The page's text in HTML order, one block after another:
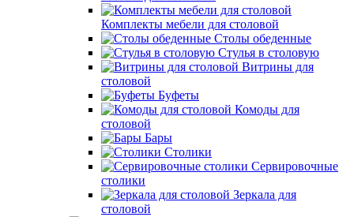
Комплекты мебели для столовой
Столы обеденные
Стулья в столовую
Витрины для
столовой
Буфеты
Комоды для
столовой
Бары
Столики
Сервировочные
столики
Зеркала для
столовой